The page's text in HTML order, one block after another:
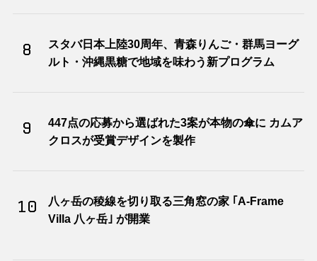
8
スタバ日本上陸30周年、青森りんご・群馬ヨーグ
ルト・沖縄黒糖で地域を味わう新プログラム
9
447点の応募から選ばれた3案が本物の傘に カムア
クロスが受賞デザインを製作
10
八ヶ岳の稜線を切り取る三角窓の家 ｢A-Frame
Villa 八ヶ岳｣ が開業